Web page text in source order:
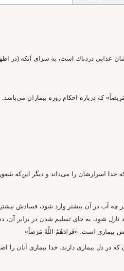
عذابى دردناك است، به سزاى آنكه (در
نظير آيه‌ى 185 سوره بقره؛ «وَ مَنْ كانَ مَرِيضاً» كه درباره
چه آب در آن بيشتر وارد شود، فسادش
شود، به جاى تسليم شدن در برابر آن،
بيمارى است. «فَزادَهُمُ اللَّهُ مَرَضاً»
در دل بيمارى دارند، خدا بيمارى آنان را